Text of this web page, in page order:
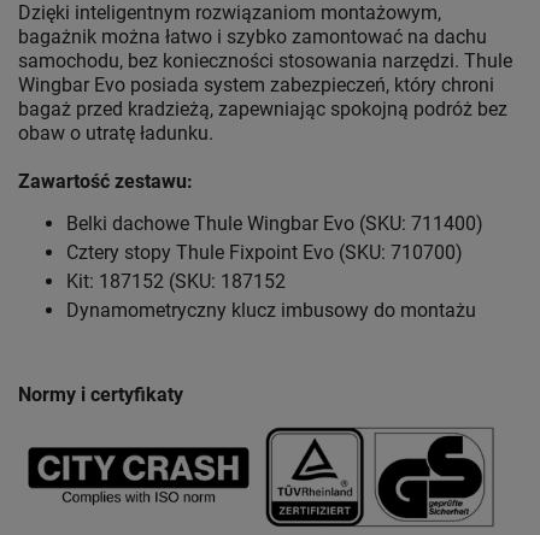
Dzięki inteligentnym rozwiązaniom montażowym,
bagażnik można łatwo i szybko zamontować na dachu
samochodu, bez konieczności stosowania narzędzi. Thule
Wingbar Evo posiada system zabezpieczeń, który chroni
bagaż przed kradzieżą, zapewniając spokojną podróż bez
obaw o utratę ładunku.
Zawartość zestawu:
Belki dachowe Thule Wingbar Evo (SKU: 711400)
Cztery stopy Thule Fixpoint Evo (SKU: 710700)
Kit: 187152 (SKU: 187152
Dynamometryczny klucz imbusowy do montażu
Normy i certyfikaty